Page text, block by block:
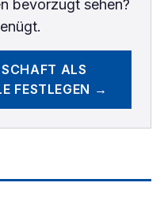
bevorzugt sehen?
ALS
FESTLEGEN →